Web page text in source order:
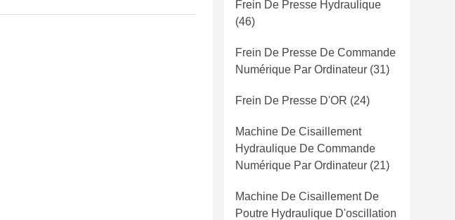
Frein De Presse Hydraulique
(46)
Frein De Presse De Commande
Numérique Par Ordinateur (31)
Frein De Presse D'OR (24)
Machine De Cisaillement
Hydraulique De Commande
Numérique Par Ordinateur (21)
Machine De Cisaillement De
Poutre Hydraulique D'oscillation